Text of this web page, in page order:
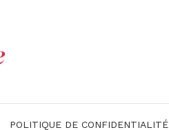
POLITIQUE DE CONFIDENTIALITÉ